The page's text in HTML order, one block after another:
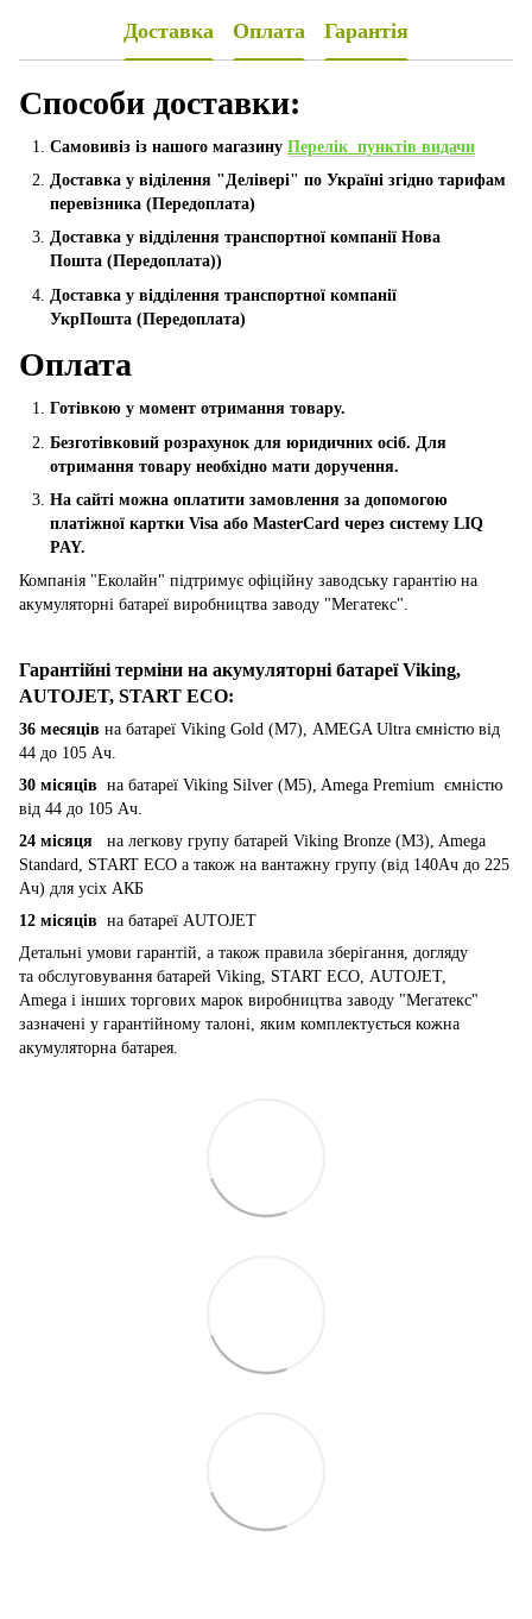
Доставка Оплата Гарантія
Способи доставки:
Самовивіз із нашого магазину Перелік пунктів видачи
Доставка у віділення "Делівері" по Україні згідно тарифам
перевізника (Передоплата)
Доставка у відділення транспортної компанії Нова
Пошта (Передоплата))
Доставка у відділення транспортної компанії
УкрПошта (Пeредоплата)
Оплата
Готівкою у момент отримання товару.
Безготівковий розрахунок для юридичних осіб. Для
отримання товару необхідно мати доручення.
На сайті можна оплатити замовлення за допомогою
платіжної картки Visa або MasterCard через систему LIQ
PAY.
Компанія "Еколайн" підтримує офіційну заводську гарантію на
акумуляторні батареї виробництва заводу "Мегатекс".
Гарантійні терміни на акумуляторні батареї Viking,
AUTOJET, START ECO:
36 месяців на батареї Viking Gold (M7), AMEGA Ultra ємністю від
44 до 105 Ач.
30 місяців на батареї Viking Silver (M5), Amega Premium ємністю
від 44 до 105 Ач.
24 місяця на легкову групу батарей Viking Bronze (M3), Amega
Standard, START ECO а також на вантажну групу (від 140Ач до 225
Ач) для усіх АКБ
12 місяців на батареї AUTOJET
Детальні умови гарантій, а також правила зберігання, догляду
та обслуговування батарей Viking, START ECO, AUTOJET,
Amega і інших торгових марок виробництва заводу "Мегатекс"
зазначені у гарантійному талоні, яким комплектується кожна
акумуляторна батарея.